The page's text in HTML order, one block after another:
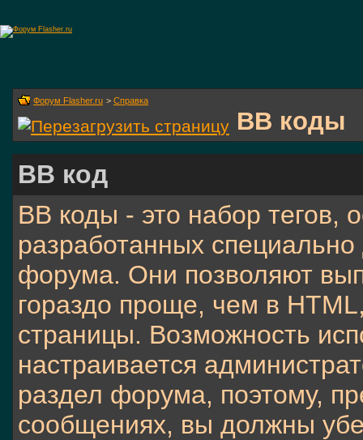
Форум Flasher.ru > Справка
BB коды
BB код
BB коды - это набор тегов,
разработанных
форума. Они позволяют
гораздо проще, чем в
страницы. Возможность
настраивается
раздел форума, поэтому,
сообщениях, вы должны